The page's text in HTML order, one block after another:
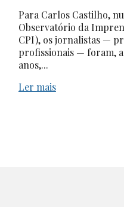
Para Carlos Castilho,
Observatório da
CPI), os jornalistas —
profissionais — foram,
anos,...
Ler mais